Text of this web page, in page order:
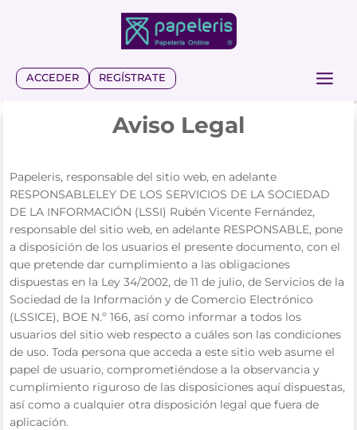
ACCEDER REGÍSTRATE
Aviso Legal
Papeleris, responsable del sitio web, en adelante
RESPONSABLELEY DE LOS SERVICIOS DE LA SOCIEDAD
DE LA INFORMACIÓN (LSSI) Rubén Vicente Fernández,
responsable del sitio web, en adelante RESPONSABLE, pone
a disposición de los usuarios el presente documento, con el
que pretende dar cumplimiento a las obligaciones
dispuestas en la Ley 34/2002, de 11 de julio, de Servicios de la
Sociedad de la Información y de Comercio Electrónico
(LSSICE), BOE N.º 166, así como informar a todos los
usuarios del sitio web respecto a cuáles son las condiciones
de uso. Toda persona que acceda a este sitio web asume el
papel de usuario, comprometiéndose a la observancia y
cumplimiento riguroso de las disposiciones aquí dispuestas,
así como a cualquier otra disposición legal que fuera de
aplicación.